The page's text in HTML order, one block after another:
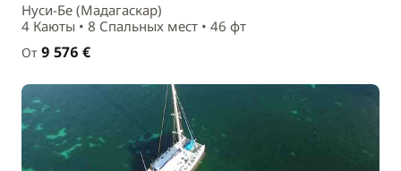
Нуси-Бе (Мадагаскар)
4 Каюты • 8 Спальныx мест • 46 фт
От 9 576 €